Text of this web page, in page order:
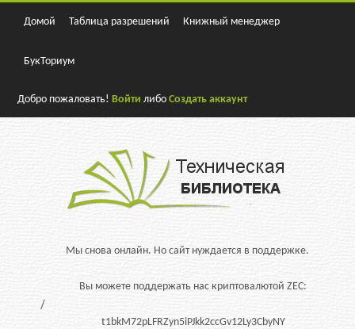
Домой Таблица разрешений Книжный менеджер
БукТориум
Добро пожаловать!Войти либоСоздать аккаунт
Мы снова онлайн. Но сайт нуждается в поддержке.
Вы можете поддержать нас криптовалютой ZEC:
t1bkM72pLFRZyn5iPJkk2ccGv12Ly3CbyNY